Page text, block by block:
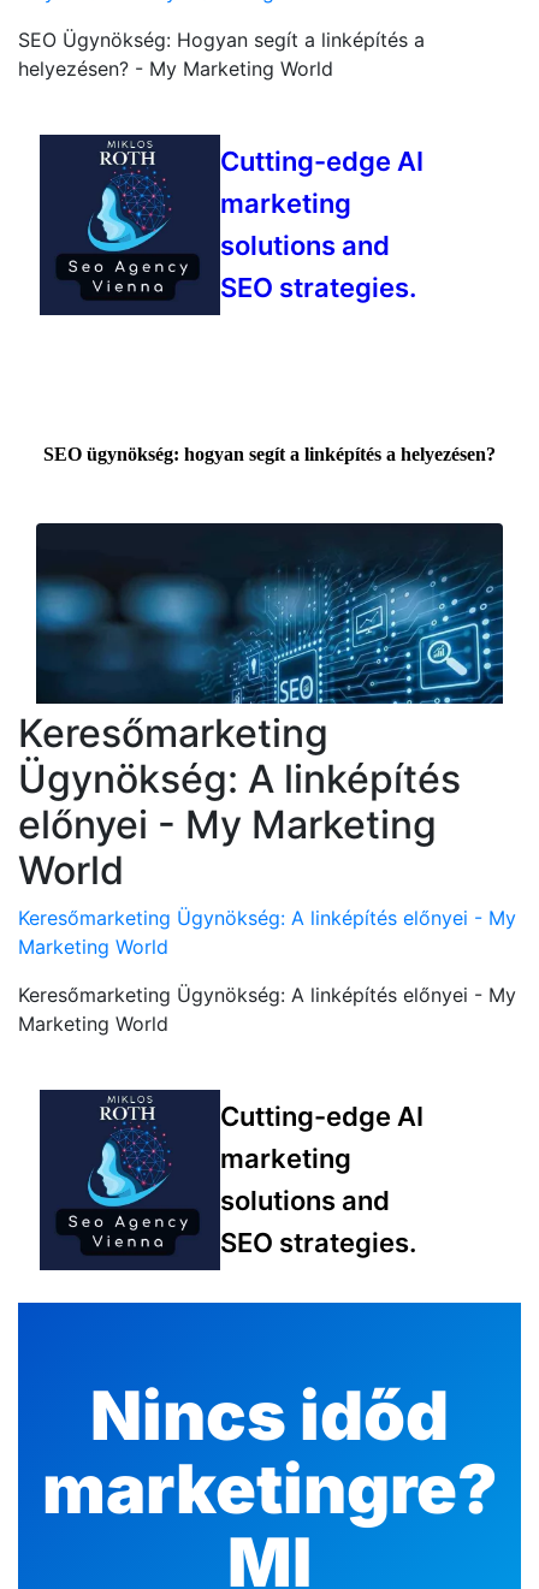
SEO Ügynökség: Hogyan segít a linképítés a
helyezésen? - My Marketing World
Keresőmarketing
Ügynökség: A linképítés
előnyei - My Marketing
World
Keresőmarketing Ügynökség: A linképítés előnyei - My
Marketing World
Keresőmarketing Ügynökség: A linképítés előnyei - My
Marketing World